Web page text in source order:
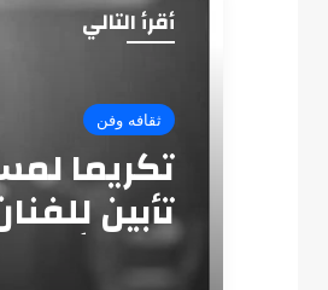
أقرأ التالي
ثقافه وفن
تكريما
تأبين
بدار الأوبرا